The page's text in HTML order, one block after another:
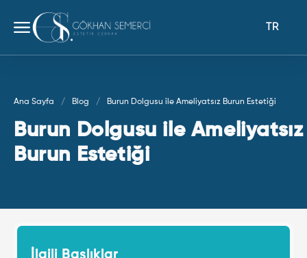
TR
Ana Sayfa Blog Burun Dolgusu ile Ameliyatsız Burun Estetiği
Burun Dolgusu ile Ameliyatsız
Burun Estetiği
İlgili Başlıklar